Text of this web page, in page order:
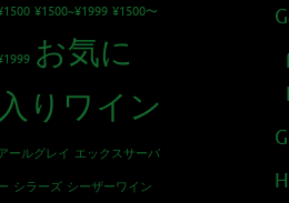
¥1500~¥1999 ¥1500〜
お気に
入りワイン
ールグレイ エックスサーバ
シラーズ シーザーワイン